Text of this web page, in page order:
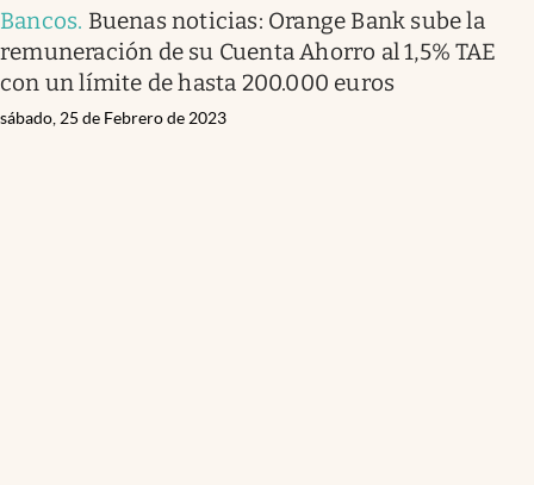
Bancos. Buenas noticias: Orange Bank sube la
remuneración de su Cuenta Ahorro al 1,5% TAE
con un límite de hasta 200.000 euros
sábado, 25 de Febrero de 2023